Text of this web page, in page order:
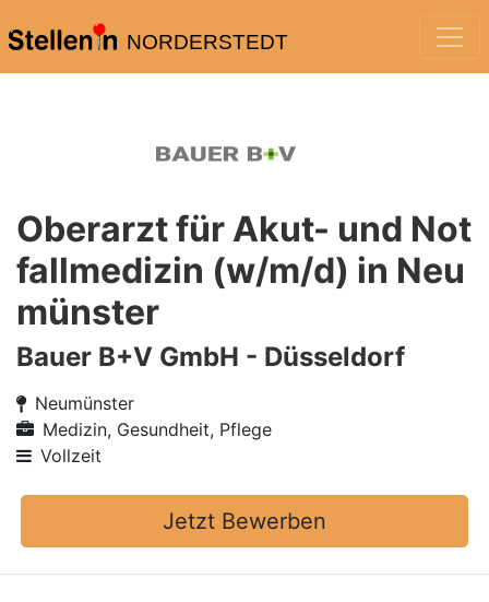
NORDERSTEDT
Oberarzt für Akut- und Not
fallmedizin (w/m/d) in Neu
münster
Bauer B+V GmbH - Düsseldorf
Neumünster
Medizin, Gesundheit, Pflege
Vollzeit
Jetzt Bewerben